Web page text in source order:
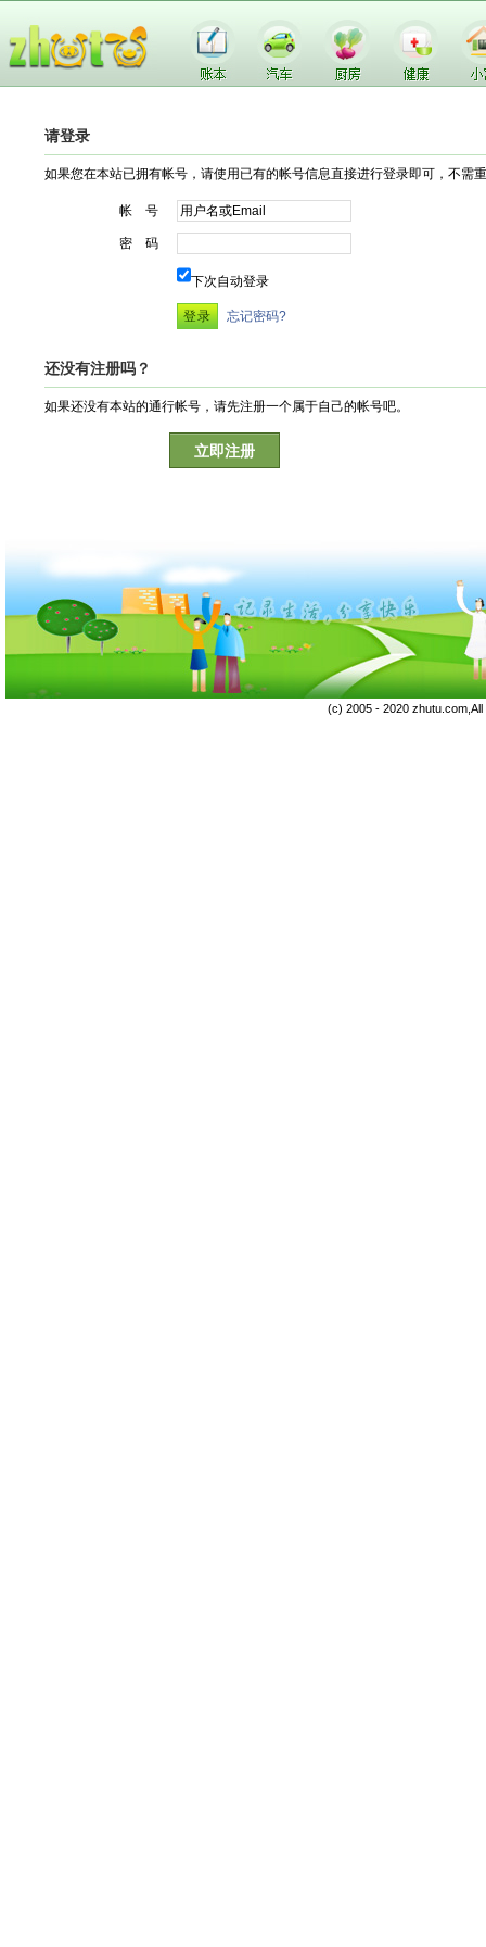
请登录
如果您在本站已拥有帐号，请使用已有的帐号信息直接进行登录即可，不需
帐 号
密 码
下次自动登录
忘记密码?
还没有注册吗？
如果还没有本站的通行帐号，请先注册一个属于自己的帐号吧。
立即注册
(c) 2005 - 2020